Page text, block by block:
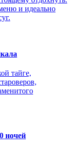
и идеально
тайге,
ночей